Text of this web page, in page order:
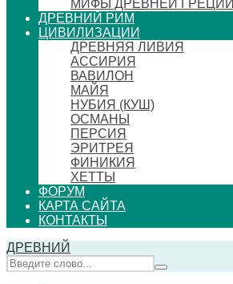
МИФЫ ДРЕВНЕЙ ГРЕЦИИ
ДРЕВНИЙ РИМ
ЦИВИЛИЗАЦИИ
ДРЕВНЯЯ ЛИВИЯ
АССИРИЯ
ВАВИЛОН
МАЙЯ
НУБИЯ (КУШ)
ОСМАНЫ
ПЕРСИЯ
ЭРИТРЕЯ
ФИНИКИЯ
ХЕТТЫ
ФОРУМ
КАРТА САЙТА
КОНТАКТЫ
ДРЕВНИЙ